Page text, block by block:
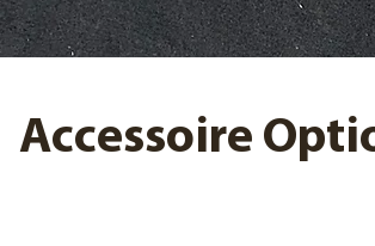
Accessoire